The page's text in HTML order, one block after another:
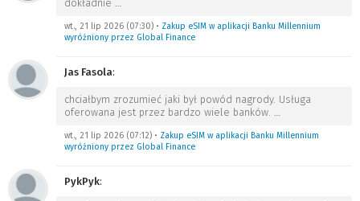
dokładnie
wt., 21 lip 2026 (07:30) • Zakup eSIM w aplikacji Banku Millennium
wyróżniony przez Global Finance
Jas Fasola:
chciałbym zrozumieć jaki był powód nagrody. Usługa
oferowana jest przez bardzo wiele banków.
wt., 21 lip 2026 (07:12) • Zakup eSIM w aplikacji Banku Millennium
wyróżniony przez Global Finance
PykPyk: